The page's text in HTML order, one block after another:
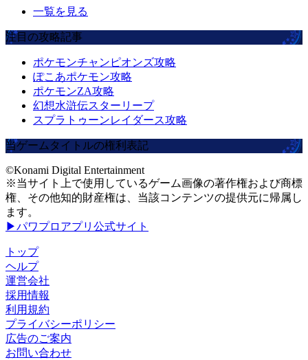
一覧を見る
注目の攻略記事
ポケモンチャンピオンズ攻略
ぽこあポケモン攻略
ポケモンZA攻略
幻想水滸伝スターリープ
スプラトゥーンレイダース攻略
当ゲームタイトルの権利表記
©Konami Digital Entertainment
※当サイト上で使用しているゲーム画像の著作権および商標
権、その他知的財産権は、当該コンテンツの提供元に帰属し
ます。
▶パワプロアプリ公式サイト
トップ
ヘルプ
運営会社
採用情報
利用規約
プライバシーポリシー
広告のご案内
お問い合わせ